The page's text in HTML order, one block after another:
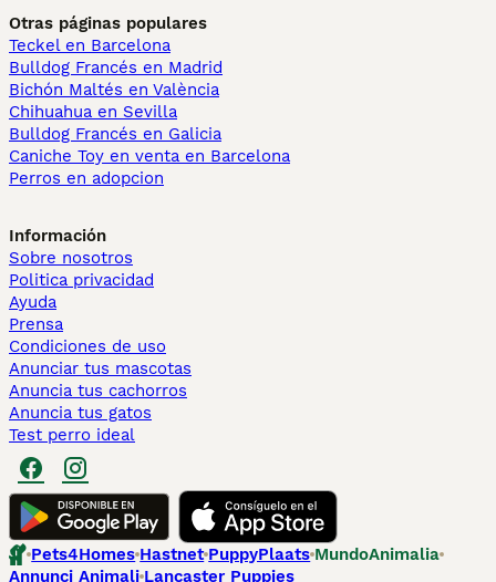
Otras páginas populares
Teckel en Barcelona
Bulldog Francés en Madrid
Bichón Maltés en València
Chihuahua en Sevilla
Bulldog Francés en Galicia
Caniche Toy en venta en Barcelona
Perros en adopcion
Información
Sobre nosotros
Politica privacidad
Ayuda
Prensa
Condiciones de uso
Anunciar tus mascotas
Anuncia tus cachorros
Anuncia tus gatos
Test perro ideal
Pets4Homes Hastnet PuppyPlaats MundoAnimalia
Annunci Animali Lancaster Puppies